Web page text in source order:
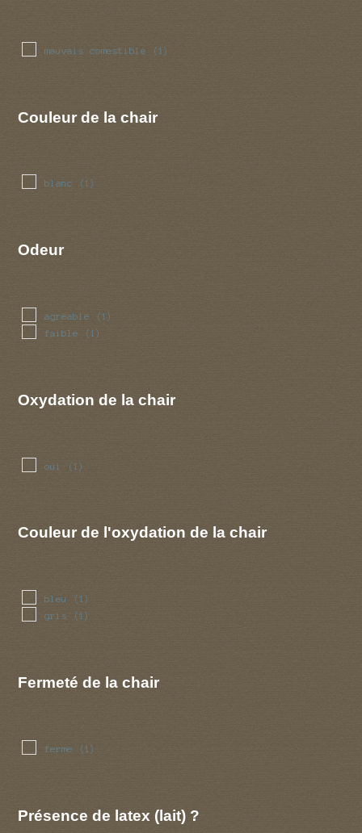
mauvais comestible (1)
Couleur de la chair
blanc (1)
Odeur
agreable (1)
faible (1)
Oxydation de la chair
oui (1)
Couleur de l'oxydation de la chair
bleu (1)
gris (1)
Fermeté de la chair
ferme (1)
Présence de latex (lait) ?